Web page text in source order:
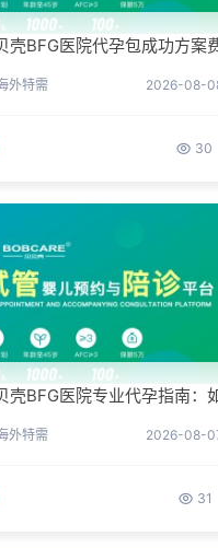
壳BFG医院代孕包成功方案
外特需 2026-08-
30
壳BFG医院专业代孕指南：
外特需 2026-08-
31